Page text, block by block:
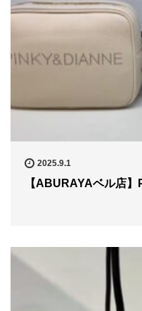
2025.9.1
【ABURAYAベル店